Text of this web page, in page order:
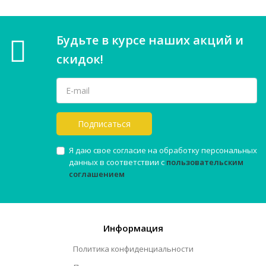
Будьте в курсе наших акций и
скидок!
Подписаться
Я даю свое согласие на обработку персональных
данных в соответствии с пользовательским
соглашением
Информация
Политика конфиденциальности